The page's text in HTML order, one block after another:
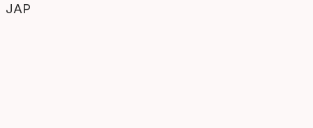
JAP